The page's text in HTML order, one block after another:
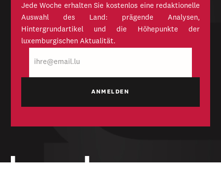
Jede Woche erhalten Sie kostenlos eine redaktionelle
Auswahl des Land: prägende Analysen,
Hintergrundartikel und die Höhepunkte der
luxemburgischen Aktualität.
Mail